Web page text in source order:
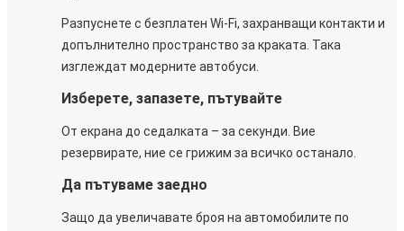
Разпуснете с безплатен Wi-Fi, захранващи контакти и
допълнително пространство за краката. Така
изглеждат модерните автобуси.
Изберете, запазете, пътувайте
От екрана до седалката – за секунди. Вие
резервирате, ние се грижим за всичко останало.
Да пътуваме заедно
Защо да увеличавате броя на автомобилите по